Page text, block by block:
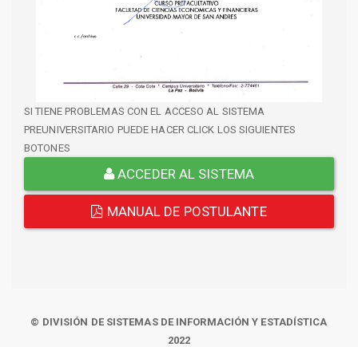
SI TIENE PROBLEMAS CON EL ACCESO AL SISTEMA
PREUNIVERSITARIO PUEDE HACER CLICK LOS SIGUIENTES
BOTONES
ACCEDER AL SISTEMA
MANUAL DE POSTULANTE
© DIVISIÓN DE SISTEMAS DE INFORMACIÓN Y ESTADÍSTICA
2022